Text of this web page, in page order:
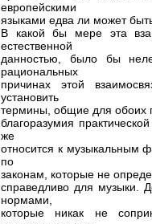
европейскими
языками едва ли может
В какой бы мере эта
естественной
данностью, было бы
рациональных
причинах этой
установить
термины, общие для обоих
благоразумия
же
относится к музыкальным
по
законам, которые не
справедливо для музыки.
нормами,
которые никак не